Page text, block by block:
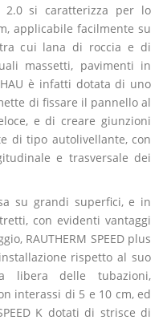
2.0 si caratterizza per lo
applicabile facilmente su
cui lana di roccia e di
massetti, pavimenti in
è infatti dotata di uno
di fissare il pannello al
e di creare giunzioni
di tipo autolivellante, con
e trasversale dei
su grandi superfici, e in
con evidenti vantaggi
RAUTHERM SPEED plus
rispetto al suo
libera delle tubazioni,
interassi di 5 e 10 cm, ed
K dotati di strisce di